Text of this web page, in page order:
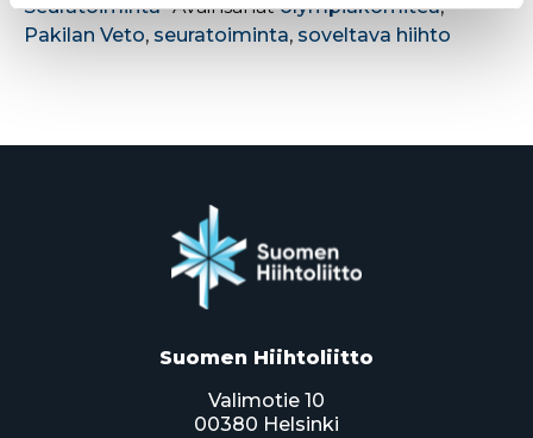
Seuratoiminta Avainsanatolympiakomitea,
Pakilan Veto, seuratoiminta, soveltava hiihto
Suomen Hiihtoliitto
Valimotie 10
00380 Helsinki